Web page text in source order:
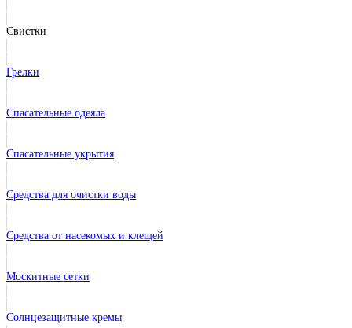
Свистки
Грелки
Спасательные одеяла
Спасательные укрытия
Средства для очистки воды
Средства от насекомых и клещей
Москитные сетки
Солнцезащитные кремы